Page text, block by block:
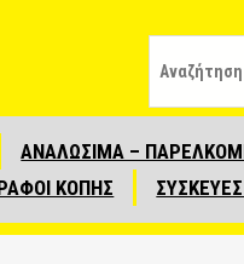
ΑΝΑΛΩΣΙΜΑ –
ΚΟΠΗΣ